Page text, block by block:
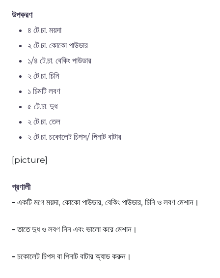
উপকরণ
৪ টে.চা. ময়দা
২ টে.চা. কোকো পাউডার
১/৪ টে.চা. বেকিং পাউডার
২ টে.চা. চিনি
১ চিমটি লবণ
৫ টে.চা. দুধ
২ টে.চা. তেল
২ টে.চা. চকোলেট চিপস/ পিনাট বাটার
[picture]
প্রণালী
- একটি মগে ময়দা, কোকো পাউডার, বেকিং পাউডার, চিনি ও লবণ মেশান।
- তাতে দুধ ও লবণ নিন এবং ভালো করে মেশান।
- চকোলেট চিপস বা পিনাট বাটার অ্যাড করুন।